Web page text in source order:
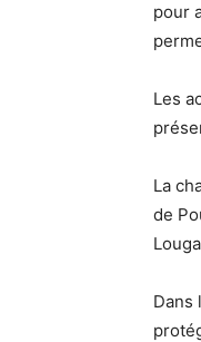
pour
Les
La
de
Dans